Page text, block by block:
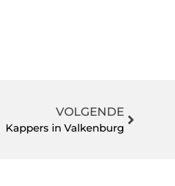
VOLGENDE
Kappers in Valkenburg